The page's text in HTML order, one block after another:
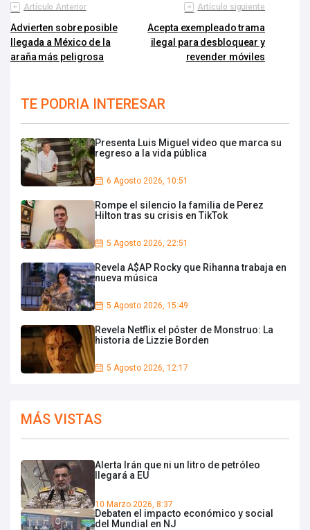
Artículo Anterior
Advierten sobre posible
llegada a México de la
araña más peligrosa
Artículo siguiente
Acepta exempleado trama
ilegal para desbloquear y
revender móviles
TE PODRIA INTERESAR
Presenta Luis Miguel video que marca su
regreso a la vida pública
6 Agosto 2026, 10:51
Rompe el silencio la familia de Perez
Hilton tras su crisis en TikTok
5 Agosto 2026, 22:51
Revela A$AP Rocky que Rihanna trabaja en
nueva música
5 Agosto 2026, 15:49
Revela Netflix el póster de Monstruo: La
historia de Lizzie Borden
5 Agosto 2026, 12:17
MÁS VISTAS
Alerta Irán que ni un litro de petróleo
llegará a EU
10 Marzo 2026, 8:37
Debaten el impacto económico y social
del Mundial en NJ